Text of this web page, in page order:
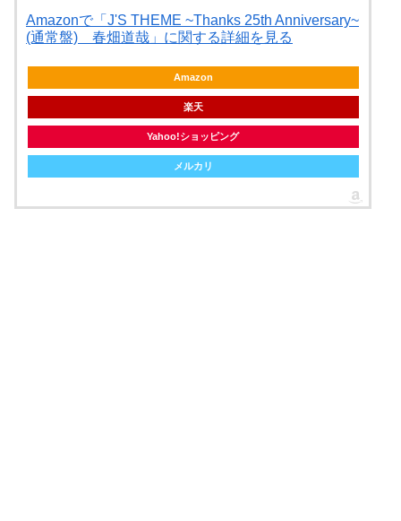
Amazonで「J'S THEME ~Thanks 25th Anniversary~
(通常盤) 春畑道哉」に関する詳細を見る
Amazon
楽天
Yahoo!ショッピング
メルカリ